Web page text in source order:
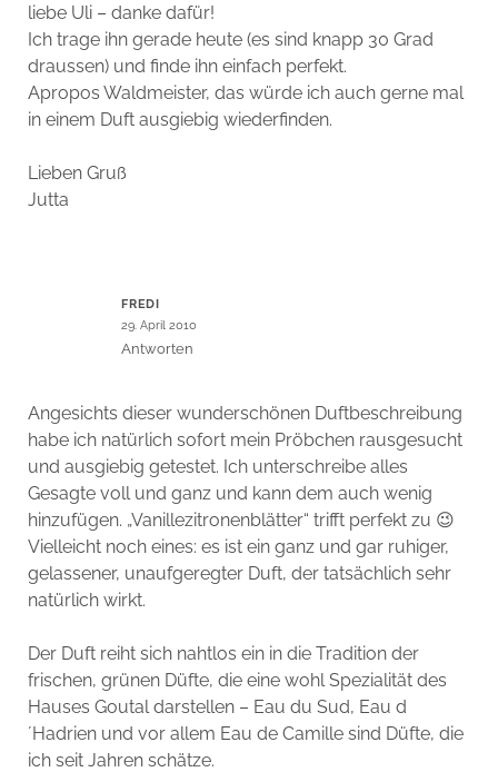
liebe Uli – danke dafür!
Ich trage ihn gerade heute (es sind knapp 30 Grad
draussen) und finde ihn einfach perfekt.
Apropos Waldmeister, das würde ich auch gerne mal
in einem Duft ausgiebig wiederfinden.
Lieben Gruß
Jutta
FREDI
29. April 2010
Antworten
Angesichts dieser wunderschönen Duftbeschreibung
habe ich natürlich sofort mein Pröbchen rausgesucht
und ausgiebig getestet. Ich unterschreibe alles
Gesagte voll und ganz und kann dem auch wenig
hinzufügen. „Vanillezitronenblätter“ trifft perfekt zu 😉
Vielleicht noch eines: es ist ein ganz und gar ruhiger,
gelassener, unaufgeregter Duft, der tatsächlich sehr
natürlich wirkt.
Der Duft reiht sich nahtlos ein in die Tradition der
frischen, grünen Düfte, die eine wohl Spezialität des
Hauses Goutal darstellen – Eau du Sud, Eau d
´Hadrien und vor allem Eau de Camille sind Düfte, die
ich seit Jahren schätze.